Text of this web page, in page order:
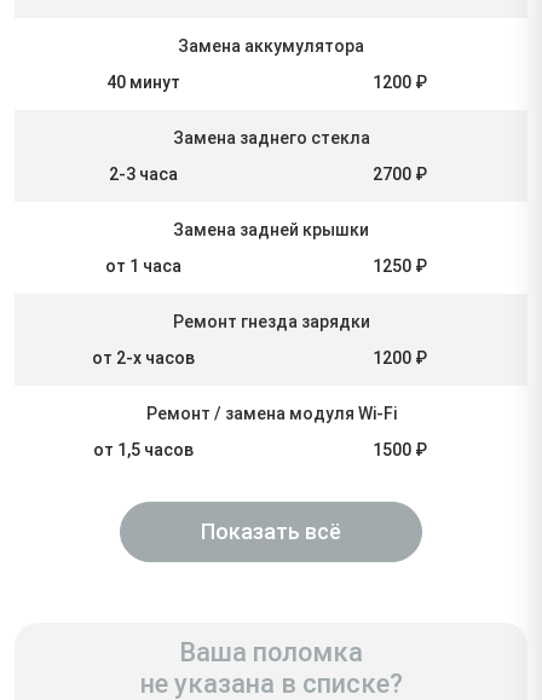
Замена аккумулятора
40 минут
1200 ₽
Замена заднего стекла
2-3 часа
2700 ₽
Замена задней крышки
от 1 часа
1250 ₽
Ремонт гнезда зарядки
от 2-х часов
1200 ₽
Ремонт / замена модуля Wi-Fi
от 1,5 часов
1500 ₽
Показать всё
Ваша поломка
не указана в списке?